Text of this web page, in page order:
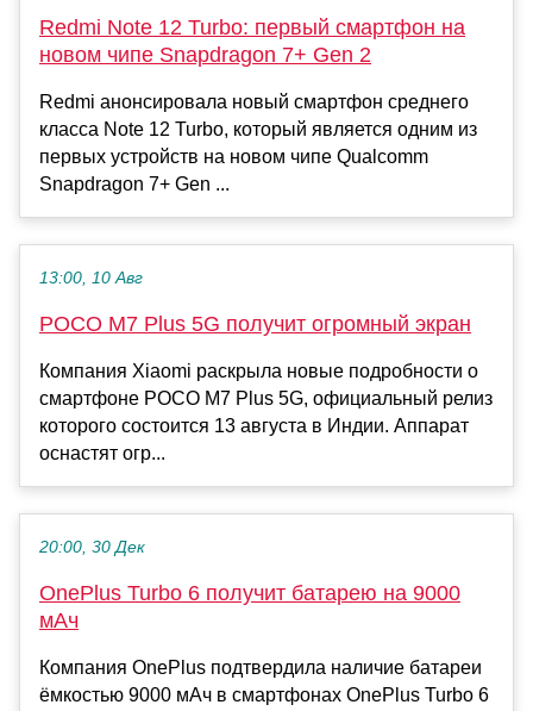
Redmi Note 12 Turbo: первый смартфон на
новом чипе Snapdragon 7+ Gen 2
Redmi анонсировала новый смартфон среднего
класса Note 12 Turbo, который является одним из
первых устройств на новом чипе Qualcomm
Snapdragon 7+ Gen ...
13:00, 10 Авг
POCO M7 Plus 5G получит огромный экран
Компания Xiaomi раскрыла новые подробности о
смартфоне POCO M7 Plus 5G, официальный релиз
которого состоится 13 августа в Индии. Аппарат
оснастят огр...
20:00, 30 Дек
OnePlus Turbo 6 получит батарею на 9000
мАч
Компания OnePlus подтвердила наличие батареи
ёмкостью 9000 мАч в смартфонах OnePlus Turbo 6